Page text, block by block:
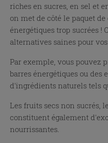
riches en sucres, en sel et
on met de côté le paquet
énergétiques trop sucrées !
alternatives saines pour vos
Par exemple, vous pouvez
barres énergétiques ou des
d'ingrédients naturels tels
Les fruits secs non sucrés,
constituent également
nourrissantes.